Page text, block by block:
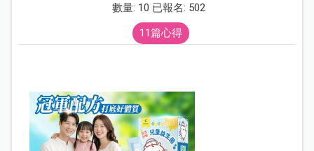
數量: 10 已報名: 502
11篇心得